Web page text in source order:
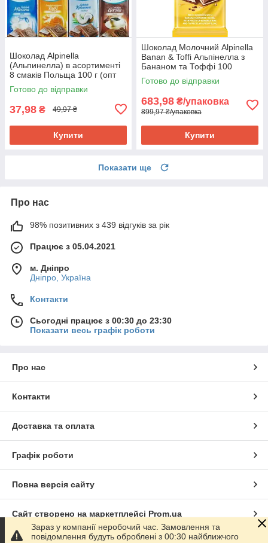
Шоколад Alpinella
(Альпинелла) в асортименті
8 смаків Польща 100 г (опт
24 шт)
Готово до відправки
37,98 ₴ 49,97 ₴
Купити
Шоколад Молочний Alpinella
Banan & Toffi Альпінелла з
Бананом та Тоффі 100
г Польща (19 шт/1 уп)
Готово до відправки
683,98 ₴/упаковка
899,97 ₴/упаковка
Купити
Показати ще
Про нас
98% позитивних з 439 відгуків за рік
Працює з 05.04.2021
м. Дніпро
Дніпро, Україна
Контакти
Сьогодні працює з 00:30 до 23:30
Показати весь графік роботи
Про нас
Контакти
Доставка та оплата
Графік роботи
Повна версія сайту
Сайт створено на маркетплейсі Prom.ua
Зараз у компанії неробочий час. Замовлення та
повідомлення будуть оброблені з 00:30 найближчого